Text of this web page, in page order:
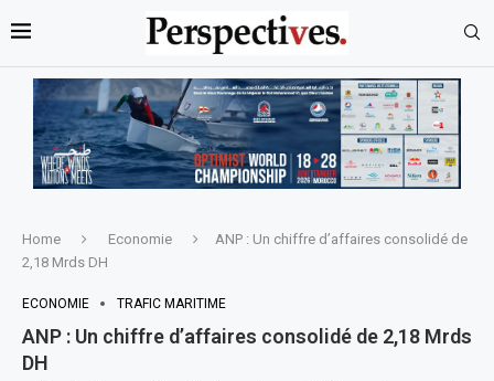
Home Economie
ANP : Un chiffre d’affaires consolidé de
2,18 Mrds DH
ECONOMIE TRAFIC MARITIME
ANP : Un chiffre d’affaires consolidé de 2,18 Mrds
DH